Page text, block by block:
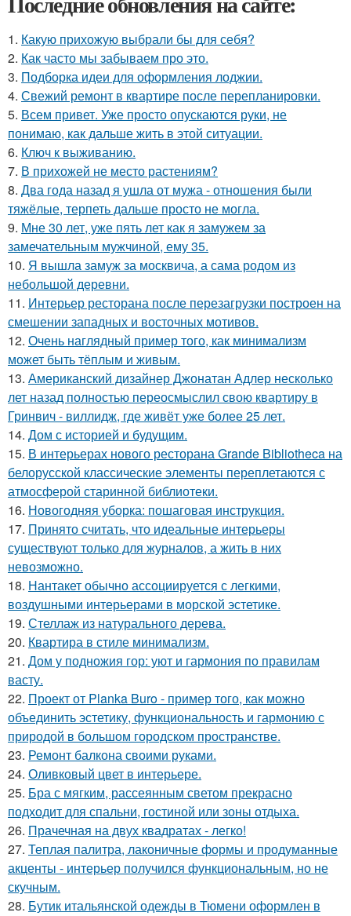
1. Какую прихожую выбрали бы для себя?
2. Как часто мы забываем про это.
3. Подборка идеи для оформления лоджии.
4. Свежий ремонт в квартире после перепланировки.
5. Всем привет. Уже просто опускаются руки, не
понимаю, как дальше жить в этой ситуации.
6. Ключ к выживанию.
7. В прихожей не место растениям?
8. Два года назад я ушла от мужа - отношения были
тяжёлые, терпеть дальше просто не могла.
9. Мне 30 лет, уже пять лет как я замужем за
замечательным мужчиной, ему 35.
10. Я вышла замуж за москвича, а сама родом из
небольшой деревни.
11. Интерьер ресторана после перезагрузки построен на
смешении западных и восточных мотивов.
12. Очень наглядный пример того, как минимализм
может быть тёплым и живым.
13. Американский дизайнер Джонатан Адлер несколько
лет назад полностью переосмыслил свою квартиру в
Гринвич - виллидж, где живёт уже более 25 лет.
14. Дом с историей и будущим.
15. В интерьерах нового ресторана Grande Bibliotheca на
белорусской классические элементы переплетаются с
атмосферой старинной библиотеки.
16. Новогодняя уборка: пошаговая инструкция.
17. Принято считать, что идеальные интерьеры
существуют только для журналов, а жить в них
невозможно.
18. Нантакет обычно ассоциируется с легкими,
воздушными интерьерами в морской эстетике.
19. Стеллаж из натурального дерева.
20. Квартира в стиле минимализм.
21. Дом у подножия гор: уют и гармония по правилам
васту.
22. Проект от Planka Buro - пример того, как можно
объединить эстетику, функциональность и гармонию с
природой в большом городском пространстве.
23. Ремонт балкона своими руками.
24. Оливковый цвет в интерьере.
25. Бра с мягким, рассеянным светом прекрасно
подходит для спальни, гостиной или зоны отдыха.
26. Прачечная на двух квадратах - легко!
27. Теплая палитра, лаконичные формы и продуманные
акценты - интерьер получился функциональным, но не
скучным.
28. Бутик итальянской одежды в Тюмени оформлен в